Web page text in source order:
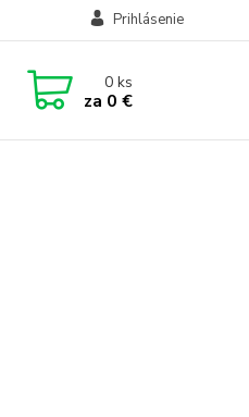
Prihlásenie
0ks
za 0 €